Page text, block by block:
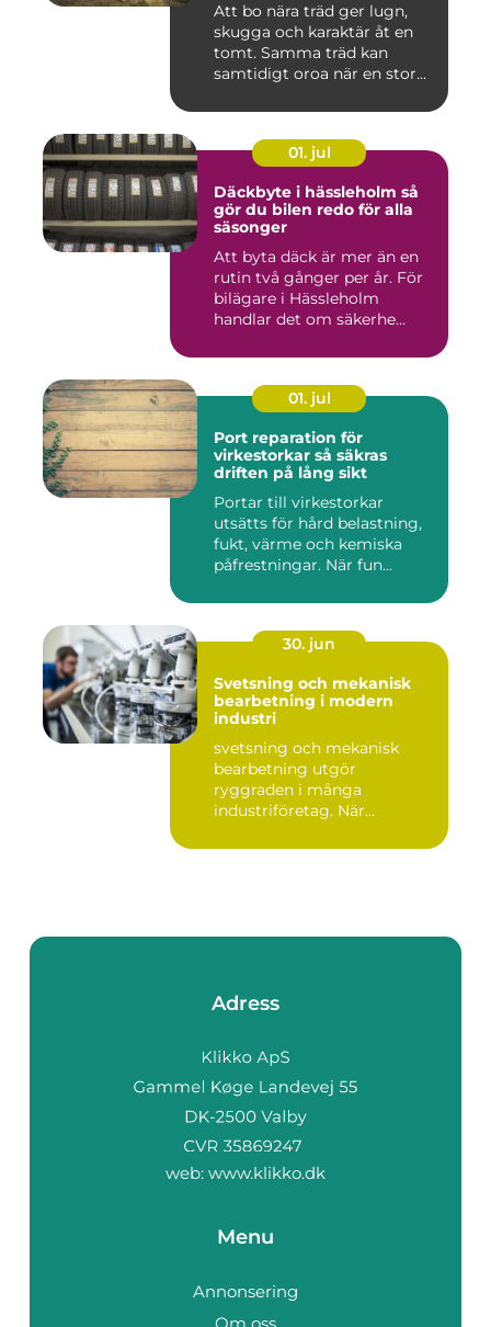
Att bo nära träd ger lugn,
skugga och karaktär åt en
tomt. Samma träd kan
samtidigt oroa när en stor...
01. jul
Däckbyte i hässleholm så
gör du bilen redo för alla
säsonger
Att byta däck är mer än en
rutin två gånger per år. För
bilägare i Hässleholm
handlar det om säkerhe...
01. jul
Port reparation för
virkestorkar så säkras
driften på lång sikt
Portar till virkestorkar
utsätts för hård belastning,
fukt, värme och kemiska
påfrestningar. När fun...
30. jun
Svetsning och mekanisk
bearbetning i modern
industri
svetsning och mekanisk
bearbetning utgör
ryggraden i många
industriföretag. När
Adress
web: www.klikko.dk
Menu
Annonsering